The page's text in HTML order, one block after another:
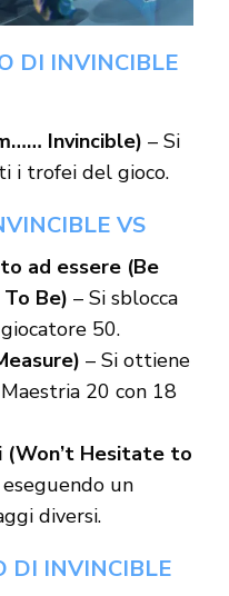
DI INVINCIBLE
Invincible) – Si
i trofei del gioco.
VS
ad essere (Be
Be) – Si sblocca
50.
– Si ottiene
20 con 18
(Won’t Hesitate to
un
diversi.
DI INVINCIBLE